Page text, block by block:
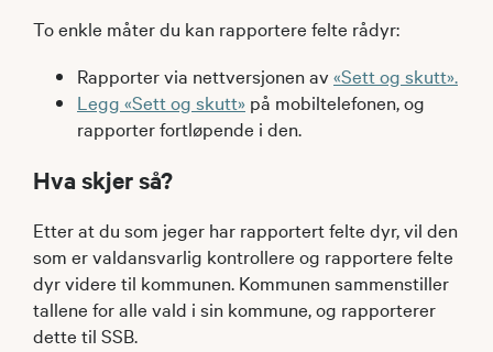
To enkle måter du kan rapportere felte rådyr:
Rapporter via nettversjonen av «Sett og skutt».
Legg «Sett og skutt» på mobiltelefonen, og
rapporter fortløpende i den.
Hva skjer så?
Etter at du som jeger har rapportert felte dyr, vil den
som er valdansvarlig kontrollere og rapportere felte
dyr videre til kommunen. Kommunen sammenstiller
tallene for alle vald i sin kommune, og rapporterer
dette til SSB.